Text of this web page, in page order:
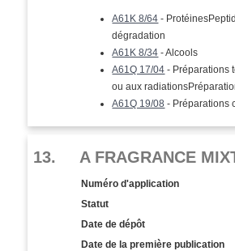
A61K 8/64 -
dégradation
A61K 8/34 - Alcools
A61Q 17/04 - Préparations
ou aux
A61Q 19/08 - Préparations
13. A FRAGRANCE
Numéro d'application
Statut
Date de dépôt
Date de la première publication